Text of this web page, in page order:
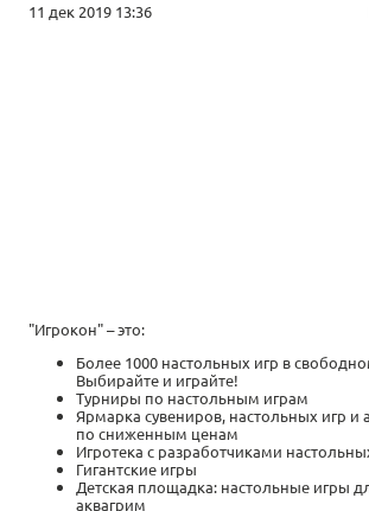
11 дек 2019 13:36
"Игрокон" – это:
Более 1000 настольных игр в
Выбирайте и играйте!
Турниры по настольным играм
Ярмарка сувениров, настольных игр и
по сниженным ценам
Игротека с разработчиками
Гигантские игры
Детская площадка: настольные игры
аквагрим